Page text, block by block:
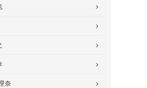
奈